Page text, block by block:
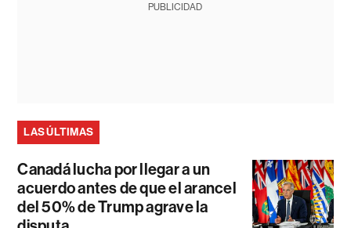
PUBLICIDAD
LAS ÚLTIMAS
Canadá lucha por llegar a un
acuerdo antes de que el arancel
del 50% de Trump agrave la